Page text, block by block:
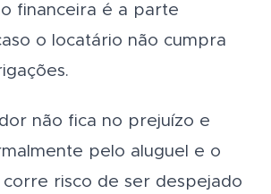
financeira é a parte
o locatário não cumpra
não fica no prejuízo e
pelo aluguel e o
corre risco de ser despejado